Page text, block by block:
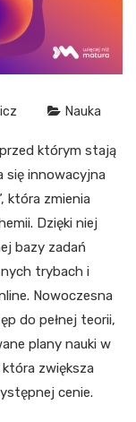
Nauka
którym stają
się innowacyjna
która zmienia
Dzięki niej
bazy zadań
trybach i
Nowoczesna
do pełnej teorii,
plany nauki w
zwiększa
cenie.